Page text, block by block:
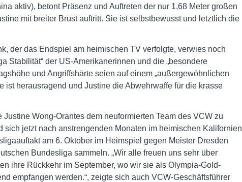
aktiv), betont Präsenz und Auftreten der nur 1,68 Meter großen
mit breiter Brust auftritt. Sie ist selbstbewusst und letztlich die
der das Endspiel am heimischen TV verfolgte, verwies noch
Stabilität“ der US-Amerikanerinnen und die „besondere
und Angriffshärte seien auf einem „außergewöhnlichen
ist herausragend und Justine die Abwehrwaffe für die krasse
Wong-Orantes dem neuformierten Team des VCW zu
sich jetzt nach anstrengenden Monaten im heimischen Kalifornien
am 6. Oktober im Heimspiel gegen Meister Dresden
Bundesliga sammeln. „Wir alle freuen uns sehr über
ihre Rückkehr im September, wo wir sie als Olympia-Gold-
empfangen werden.“, zeigte sich auch VCW-Geschäftsführer